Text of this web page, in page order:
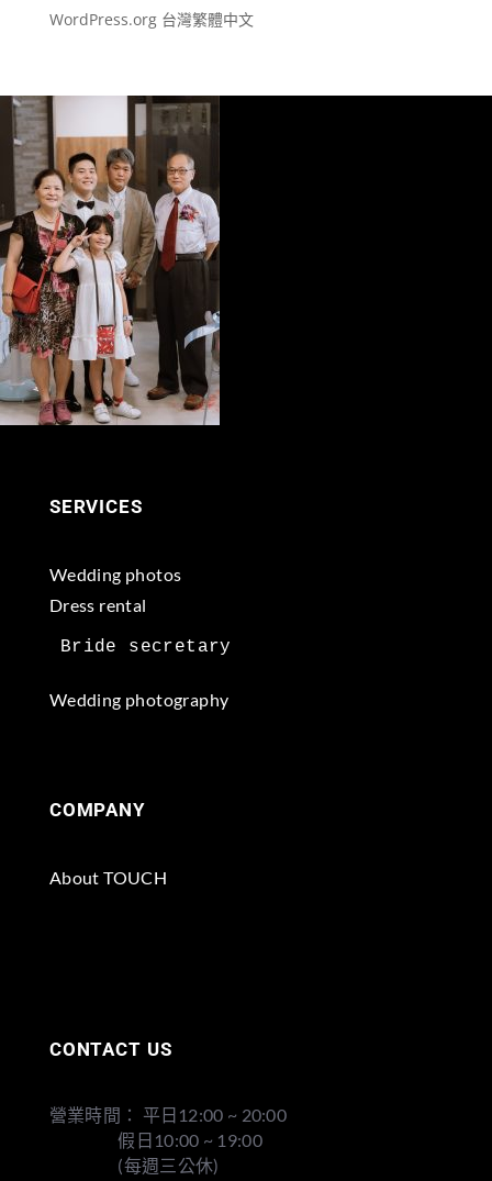
WordPress.org 台灣繁體中文
SERVICES
Wedding photos
Dress rental
Wedding photography
COMPANY
About TOUCH
CONTACT US
營業時間： 平日12:00 ~ 20:00
假日10:00 ~ 19:00
(每週三公休)